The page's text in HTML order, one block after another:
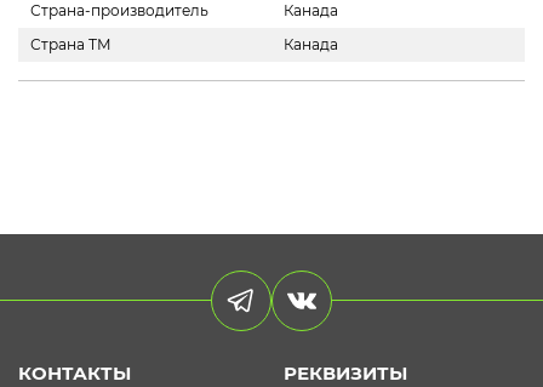
Страна-производитель
Канада
Страна ТМ
Канада
КОНТАКТЫ
РЕКВИЗИТЫ